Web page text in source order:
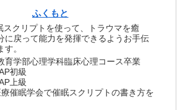
ふくもと
スクリプトを使って、トラウマを癒
に戻って能力を発揮できるようお手伝
。
育学部心理学科臨床心理コース卒業
初級
上級
催眠学会で催眠スクリプトの書き方を